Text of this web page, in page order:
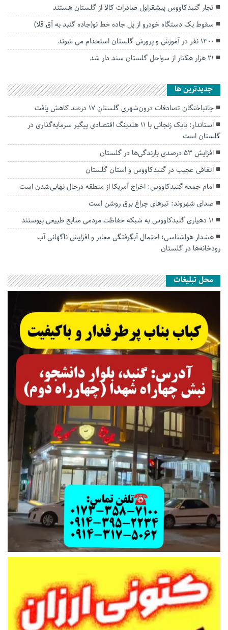
تجار گنبدکاووس پیشقراول صادرات کالا از گلستان هستند
سقوط یک دستگاه خودرو از پل جاده خط نو(جاده گنبد به آق قلا)
۱۳۰۰ نفر در آموزش و پرورش گلستان استخدام می شوند
۲۱ هزار هکتار از سواحل گلستان سند دار شد
جديدترين ها
جانباختگان تصادفات درون‌شهری گلستان ۱۷ درصد کاهش یافت
استاندار: بابک زنجانی با ۱۱ هلدینگ اقتصادی پیگیر سرمایه‌گذاری در
گلستان است
افزایش ۵۳ درصدی بارندگی‌ها در گلستان
اتفاقی عجیب در‌ گنبدکاووس و استان گلستان
امام جمعه گنبدکاووس: اخراج آمریکا از منطقه درحال نهایی‌شدن است
صدای شهروند: تیرهای چراغ برق روشن است
۱۱ دهیاری گنبدکاووس به شبکه حفاظت مردمی منابع طبیعی پیوستند
هشدار هواشناسی؛ احتمال آبگرفتگی معابر و افزایش ناگهانی آب
رودخانه‌ها در گلستان
محل تبلیغات